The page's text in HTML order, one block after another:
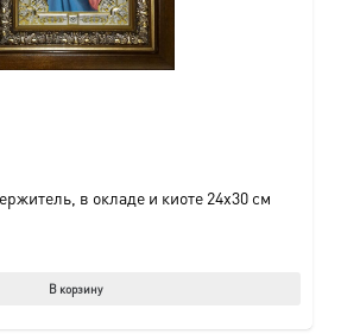
в окладе и киоте 24х30 см
В корзину